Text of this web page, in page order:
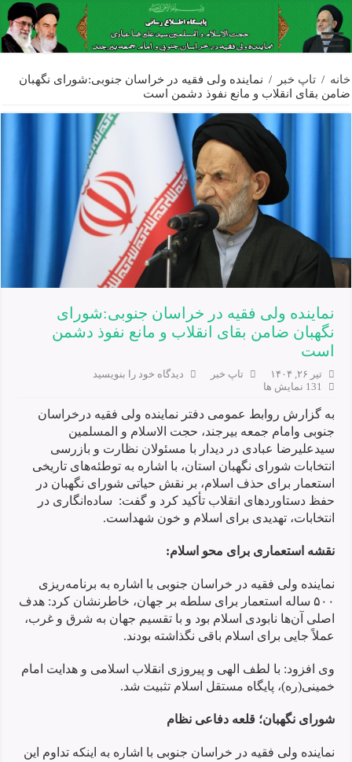
خانه / تاپ خبر / نماینده ولی فقیه در خراسان جنوبی:شورای نگهبان
ضامن بقای انقلاب و مانع نفوذ دشمن است
نماینده ولی فقیه در خراسان جنوبی:شورای
نگهبان ضامن بقای انقلاب و مانع نفوذ دشمن
است
تیر ۲۶, ۱۴۰۴ تاپ خبر
دیدگاه خود را بنویسید
131 نمایش ها
به گزارش روابط عمومی دفتر نماینده ولی فقیه درخراسان
جنوبی وامام جمعه بیرجند، حجت الاسلام و المسلمین
سیدعلیرضا عبادی در دیدار با مسئولان نظارت و بازرسی
انتخابات شورای نگهبان استان، با اشاره به توطئه‌های تاریخی
استعمار برای حذف اسلام، بر نقش حیاتی شورای نگهبان در
حفظ دستاوردهای انقلاب تأکید کرد و گفت: ساده‌انگاری در
انتخابات، تهدیدی برای اسلام و خون شهداست.
نقشه استعماری برای محو اسلام:
نماینده ولی فقیه در خراسان جنوبی با اشاره به برنامه‌ریزی
۵۰۰ ساله استعمار برای سلطه بر جهان، خاطرنشان کرد: هدف
اصلی آن‌ها نابودی اسلام بود و با تقسیم جهان به شرق و غرب،
عملاً جایی برای اسلام باقی نگذاشته بودند.
وی افزود: با لطف الهی و پیروزی انقلاب اسلامی و هدایت امام
خمینی(ره)، پایگاه مستقل اسلام تثبیت شد.
شورای نگهبان؛ قلعه دفاعی نظام
نماینده ولی فقیه در خراسان جنوبی با اشاره به اینکه تداوم این